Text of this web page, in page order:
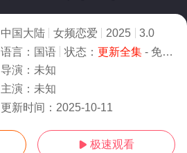
中国大陆 女频恋爱 2025
3.0
语言： 国语 状态： 更新全集- 免费观看
导演： 未知
主演： 未知
更新时间： 2025-10-11
 极速观看